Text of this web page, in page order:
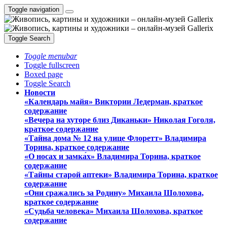
Toggle navigation
Toggle Search
Toggle menubar
Toggle fullscreen
Boxed page
Toggle Search
Новости
«Календарь майя» Виктории Ледерман, краткое
содержание
«Вечера на хуторе близ Диканьки» Николая Гоголя,
краткое содержание
«Тайна дома № 12 на улице Флоретт» Владимира
Торина, краткое содержание
«О носах и замка́х» Владимира Торина, краткое
содержание
«Тайны старой аптеки» Владимира Торина, краткое
содержание
«Они сражались за Родину» Михаила Шолохова,
краткое содержание
«Судьба человека» Михаила Шолохова, краткое
содержание